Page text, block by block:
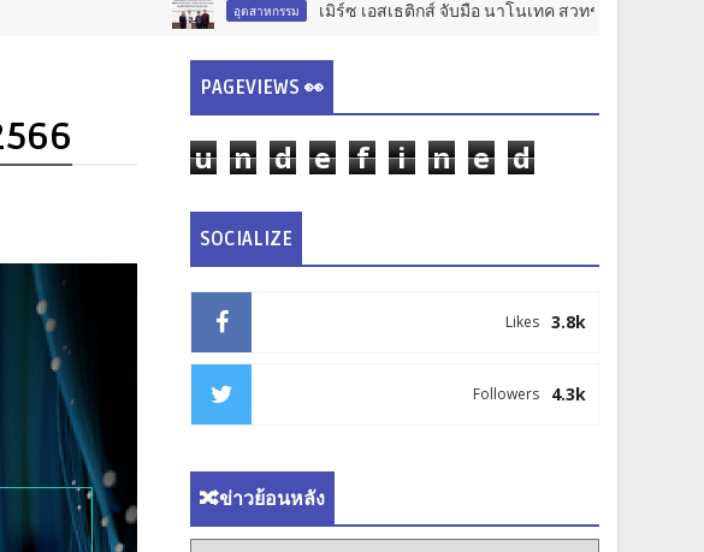
อุตสาหกรรม เมิร์ซ เอสเธติกส์ จับมือ นาโนเทค สวทช. วางรากฐาน
PAGEVIEWS 👀
u n d e f i n e d
SOCIALIZE
3.8k
Likes
4.3k
Followers
🔀ข่าวย้อนหลัง